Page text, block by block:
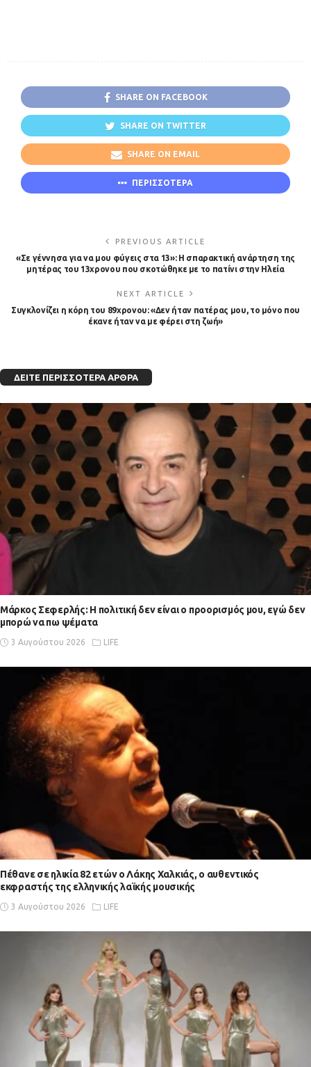
SHARE ON FACEBOOK
SHARE ON TWITTER
SHARE ON EMAIL
ΠΕΡΙΣΣΟΤΕΡΑ
PREVIOUS ARTICLE
«Σε γέννησα για να μου φύγεις στα 13»: Η σπαρακτική ανάρτηση της
μητέρας του 13χρονου που σκοτώθηκε με το πατίνι στην Ηλεία
NEXT ARTICLE
Συγκλονίζει η κόρη του 89χρονου: «Δεν ήταν πατέρας μου, το μόνο που
έκανε ήταν να με φέρει στη ζωή»
ΔΕΊΤΕ ΠΕΡΙΣΣΌΤΕΡΑ ΆΡΘΡΑ
Μάρκος Σεφερλής: Η πολιτική δεν είναι ο προορισμός μου, εγώ δεν
μπορώ να πω ψέματα
3 Αυγούστου 2026 LIFE
Πέθανε σε ηλικία 82 ετών ο Λάκης Χαλκιάς, ο αυθεντικός
εκφραστής της ελληνικής λαϊκής μουσικής
3 Αυγούστου 2026 LIFE